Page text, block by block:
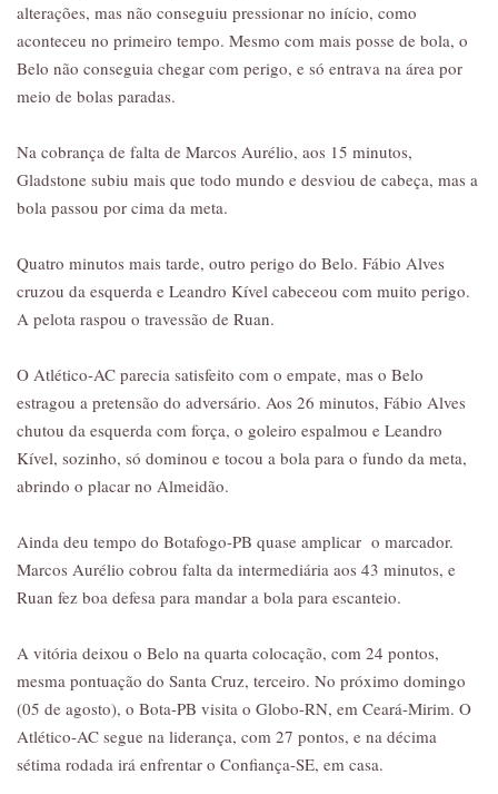
alterações, mas não conseguiu pressionar no início, como
aconteceu no primeiro tempo. Mesmo com mais posse de bola, o
Belo não conseguia chegar com perigo, e só entrava na área por
meio de bolas paradas.
Na cobrança de falta de Marcos Aurélio, aos 15 minutos,
Gladstone subiu mais que todo mundo e desviou de cabeça, mas a
bola passou por cima da meta.
Quatro minutos mais tarde, outro perigo do Belo. Fábio Alves
cruzou da esquerda e Leandro Kível cabeceou com muito perigo.
A pelota raspou o travessão de Ruan.
O Atlético-AC parecia satisfeito com o empate, mas o Belo
estragou a pretensão do adversário. Aos 26 minutos, Fábio Alves
chutou da esquerda com força, o goleiro espalmou e Leandro
Kível, sozinho, só dominou e tocou a bola para o fundo da meta,
abrindo o placar no Almeidão.
Ainda deu tempo do Botafogo-PB quase amplicar o marcador.
Marcos Aurélio cobrou falta da intermediária aos 43 minutos, e
Ruan fez boa defesa para mandar a bola para escanteio.
A vitória deixou o Belo na quarta colocação, com 24 pontos,
mesma pontuação do Santa Cruz, terceiro. No próximo domingo
(05 de agosto), o Bota-PB visita o Globo-RN, em Ceará-Mirim. O
Atlético-AC segue na liderança, com 27 pontos, e na décima
sétima rodada irá enfrentar o Confiança-SE, em casa.